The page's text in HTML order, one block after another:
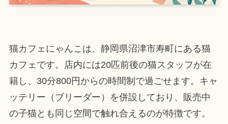
猫カフェにゃんこは、静岡県沼津市寿町にある猫
カフェです。店内には20匹前後の猫スタッフが在
籍し、30分800円からの時間制で過ごせます。キャ
ッテリー（ブリーダー）を併設しており、販売中
の子猫とも同じ空間で触れ合えるのが特徴です。